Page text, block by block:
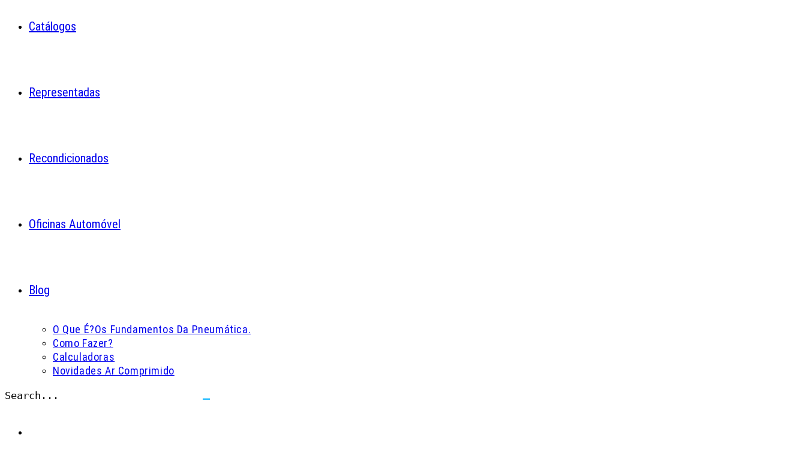
Catálogos
Representadas
Recondicionados
Oficinas Automóvel
Blog
O Que É?Os Fundamentos Da Pneumática.
Como Fazer?
Calculadoras
Novidades Ar Comprimido
Search...